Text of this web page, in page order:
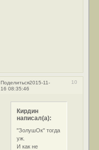
Поделиться 10
2015-11-
16 08:35:46
Кирдин
написал(а):
"ЗолушОк" тогда
уж.
И как не